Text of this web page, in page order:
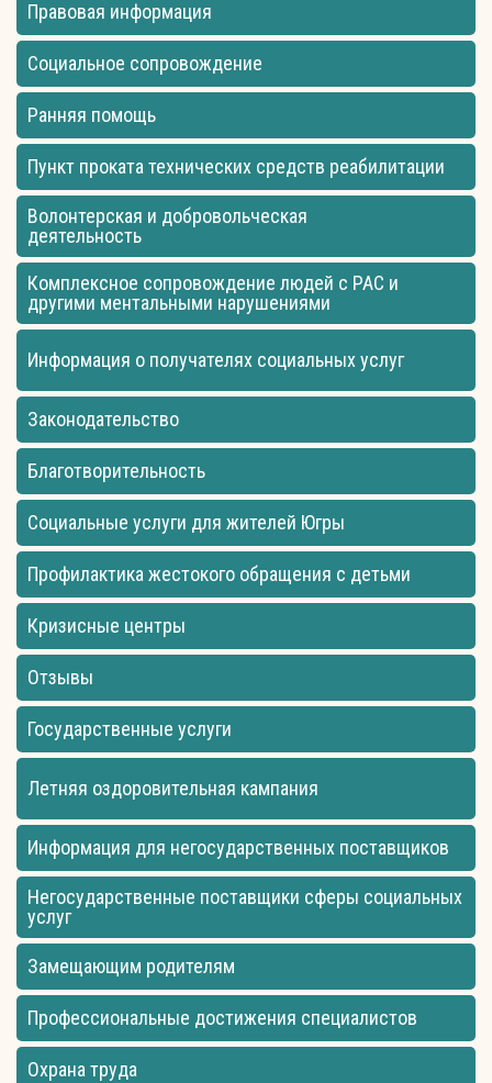
Правовая информация
Социальное сопровождение
Ранняя помощь
Пункт проката технических средств реабилитации
Волонтерская и добровольческая
деятельность
Комплексное сопровождение людей с РАС и
другими ментальными нарушениями
Информация о получателях социальных услуг
Законодательство
Благотворительность
Социальные услуги для жителей Югры
Профилактика жестокого обращения с детьми
Кризисные центры
Отзывы
Государственные услуги
Летняя оздоровительная кампания
Информация для негосударственных поставщиков
Негосударственные поставщики сферы социальных
услуг
Замещающим родителям
Профессиональные достижения специалистов
Охрана труда